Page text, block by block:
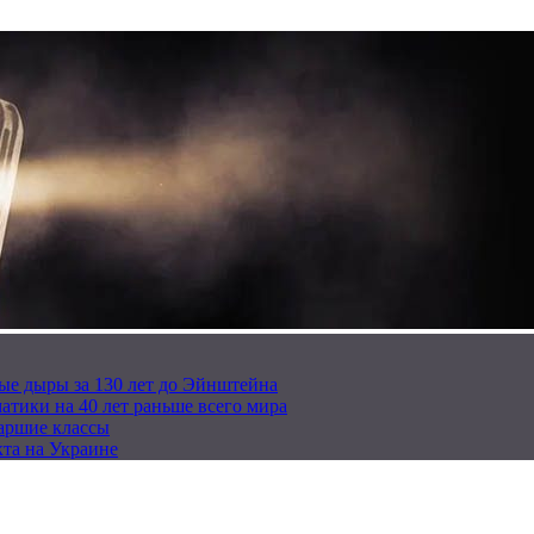
дыры за 130 лет до Эйнштейна
на 40 лет раньше всего мира
классы
на Украине